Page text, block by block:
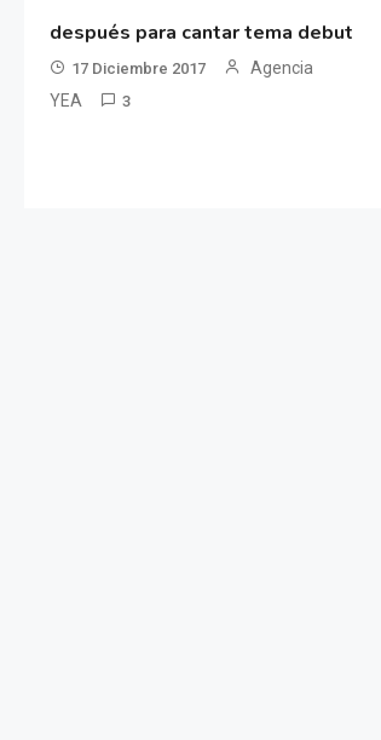
después para cantar tema debut
17 Diciembre 2017
Agencia
YEA
3